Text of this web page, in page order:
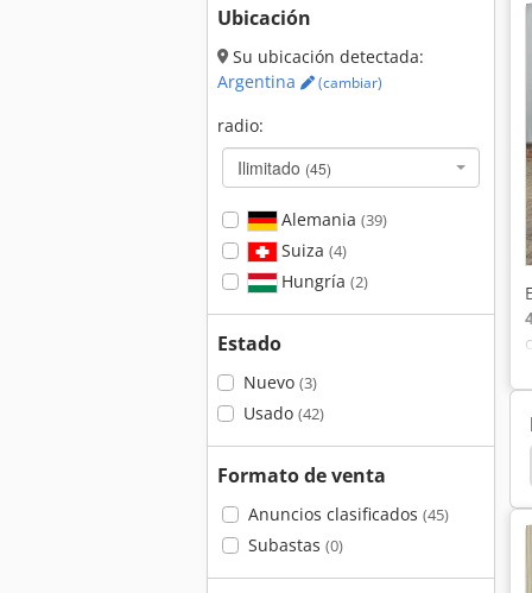
Ubicación
Su ubicación detectada:
Argentina
(cambiar)
radio:
Ilimitado (45)
Alemania (39)
Suiza (4)
Hungría (2)
Estado
Nuevo (3)
Usado (42)
Formato de venta
Anuncios clasificados (45)
Subastas (0)
Hako 1700 Da